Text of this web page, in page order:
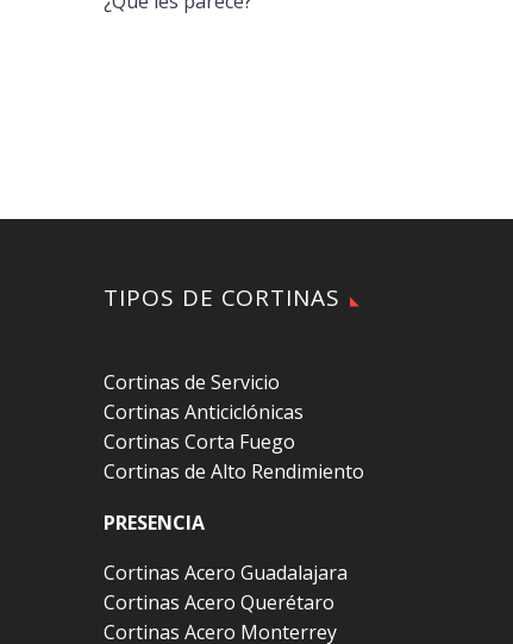
TIPOS DE CORTINAS
Cortinas de Servicio
Cortinas Anticiclónicas
Cortinas Corta Fuego
Cortinas de Alto Rendimiento
PRESENCIA
Cortinas Acero Guadalajara
Cortinas Acero Querétaro
Cortinas Acero Monterrey